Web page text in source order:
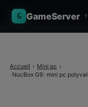
Accueil › Mini pc ›
NucBox G9 : mini pc
G GameServer
Mentions légales